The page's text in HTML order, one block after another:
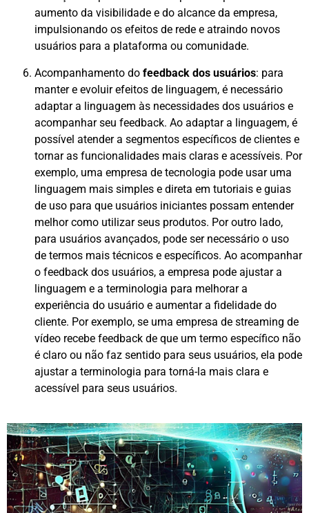
aumento da visibilidade e do alcance da empresa,
impulsionando os efeitos de rede e atraindo novos
usuários para a plataforma ou comunidade.
Acompanhamento do feedback dos usuários: para
manter e evoluir efeitos de linguagem, é necessário
adaptar a linguagem às necessidades dos usuários e
acompanhar seu feedback. Ao adaptar a linguagem, é
possível atender a segmentos específicos de clientes e
tornar as funcionalidades mais claras e acessíveis. Por
exemplo, uma empresa de tecnologia pode usar uma
linguagem mais simples e direta em tutoriais e guias
de uso para que usuários iniciantes possam entender
melhor como utilizar seus produtos. Por outro lado,
para usuários avançados, pode ser necessário o uso
de termos mais técnicos e específicos. Ao acompanhar
o feedback dos usuários, a empresa pode ajustar a
linguagem e a terminologia para melhorar a
experiência do usuário e aumentar a fidelidade do
cliente. Por exemplo, se uma empresa de streaming de
vídeo recebe feedback de que um termo específico não
é claro ou não faz sentido para seus usuários, ela pode
ajustar a terminologia para torná-la mais clara e
acessível para seus usuários.